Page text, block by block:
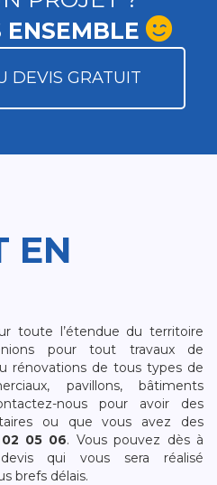
ENSEMBLE
DEVIS GRATUIT
EN
toute l’étendue du territoire
pour tout travaux de
rénovations de tous types de
pavillons, bâtiments
nous pour avoir des
ou que vous avez des
05 06. Vous pouvez dès à
qui vous sera réalisé
brefs délais.